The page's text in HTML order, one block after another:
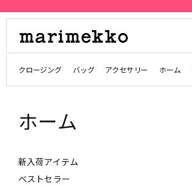
クロージング バッグ アクセサリー ホーム
ホーム
新入荷アイテム
ベストセラー